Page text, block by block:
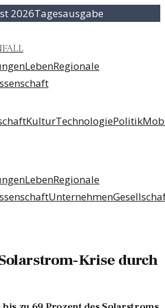
2026Tagesausgabe
LebenRegionale
KulturTechnologiePolitik
LebenRegionale
Unternehmen
Krise durch